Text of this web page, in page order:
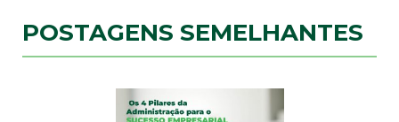
POSTAGENS SEMELHANTES